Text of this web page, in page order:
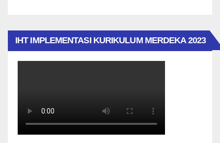
IHT IMPLEMENTASI KURIKULUM MERDEKA 2023